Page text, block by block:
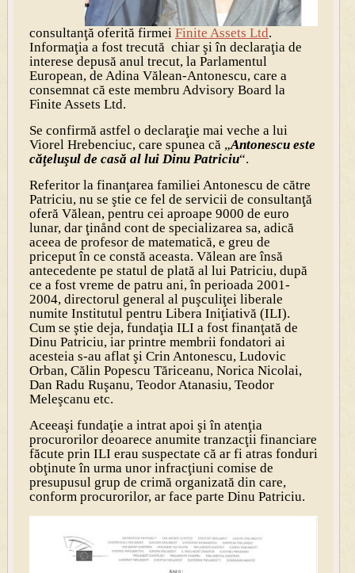
consultanţă oferită firmei Finite Assets Ltd.
Informaţia a fost trecută chiar şi în declaraţia de
interese depusă anul trecut, la Parlamentul
European, de Adina Vălean-Antonescu, care a
consemnat că este membru Advisory Board la
Finite Assets Ltd.
Se confirmă astfel o declaraţie mai veche a lui
Viorel Hrebenciuc, care spunea că „Antonescu este
căţeluşul de casă al lui Dinu Patriciu“.
Referitor la finanţarea familiei Antonescu de către
Patriciu, nu se ştie ce fel de servicii de consultanţă
oferă Vălean, pentru cei aproape 9000 de euro
lunar, dar ţinånd cont de specializarea sa, adică
aceea de profesor de matematică, e greu de
priceput în ce constă aceasta. Vălean are însă
antecedente pe statul de plată al lui Patriciu, după
ce a fost vreme de patru ani, în perioada 2001-
2004, directorul general al puşculiţei liberale
numite Institutul pentru Libera Iniţiativă (ILI).
Cum se ştie deja, fundaţia ILI a fost finanţată de
Dinu Patriciu, iar printre membrii fondatori ai
acesteia s-au aflat şi Crin Antonescu, Ludovic
Orban, Călin Popescu Tăriceanu, Norica Nicolai,
Dan Radu Ruşanu, Teodor Atanasiu, Teodor
Meleşcanu etc.
Aceeaşi fundaţie a intrat apoi şi în atenţia
procurorilor deoarece anumite tranzacţii financiare
făcute prin ILI erau suspectate că ar fi atras fonduri
obţinute în urma unor infracţiuni comise de
presupusul grup de crimă organizată din care,
conform procurorilor, ar face parte Dinu Patriciu.